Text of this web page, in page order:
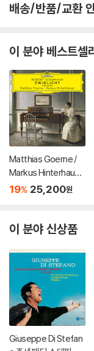
배송/반품/교환
이 분야 베스트셀
Matthias Goerne /
Markus Hinterhause
r 슈만: 황혼 (가곡집)
19% 25,200원
이 분야 신상품
Giuseppe Di Stefan